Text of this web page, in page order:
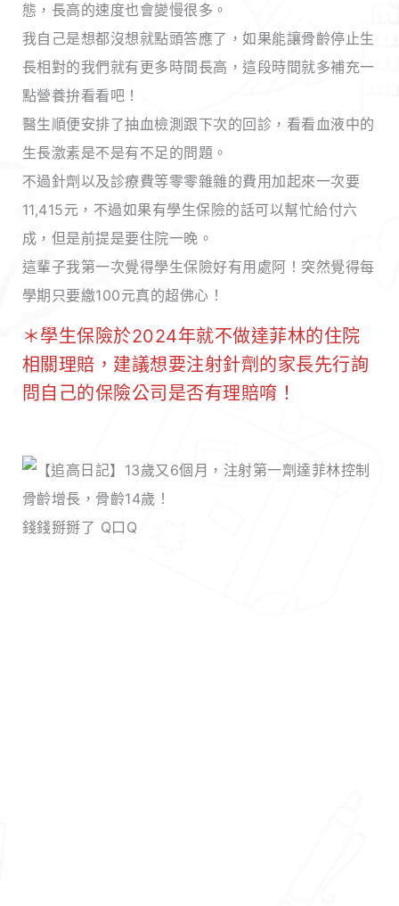
態，長高的速度也會變慢很多。
我自己是想都沒想就點頭答應了，如果能讓骨齡停止生
長相對的我們就有更多時間長高，這段時間就多補充一
點營養拚看看吧！
醫生順便安排了抽血檢測跟下次的回診，看看血液中的
生長激素是不是有不足的問題。
不過針劑以及診療費等零零雜雜的費用加起來一次要
11,415元，不過如果有學生保險的話可以幫忙給付六
成，但是前提是要住院一晚。
這輩子我第一次覺得學生保險好有用處阿！突然覺得每
學期只要繳100元真的超佛心！
＊學生保險於2024年就不做達菲林的住院
相關理賠，建議想要注射針劑的家長先行詢
問自己的保險公司是否有理賠唷！
錢錢掰掰了 Q口Q